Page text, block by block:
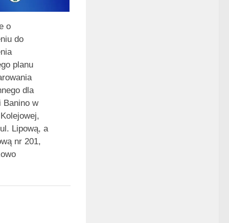
o
do
planu
dla
Banino w
Lipową, a
nr 201,